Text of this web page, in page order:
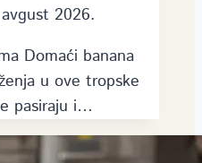
2026.
Domaći banana
u ove tropske
pasiraju i…